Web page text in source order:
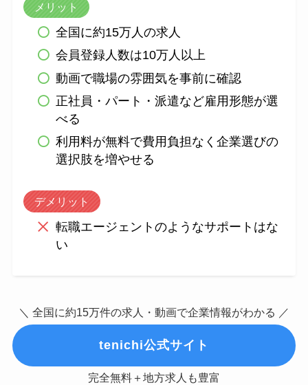
メリット
全国に約15万人の求人
会員登録人数は10万人以上
動画で職場の雰囲気を事前に確認
正社員・パート・派遣など雇用形態が選
べる
利用料が無料で費用負担なく企業選びの
選択肢を増やせる
デメリット
転職エージェントのようなサポートはな
い
＼ 全国に約15万件の求人・動画で企業情報がわかる ／
tenichi公式サイト
完全無料＋地方求人も豊富